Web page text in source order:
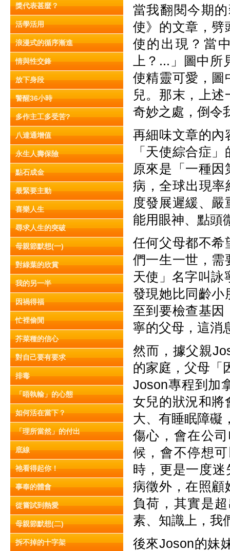
獎代表甚麼？
活學活用
浪漫式的循序漸進
情與性交鋒
放下身段
警醒36小時
多作主工多受苦?
八達通增值
永生人壽保險
點石成金
最緊要主動
喜樂人生
尋求人生的突破
母親節默想(一)
對綠葉的欣賞
我的另一半
因禍得福
忙裡偷閒
芥菜種的信心
對自己要有要求
排毒
「唔執輸」的心態
如何活在當下？
「理所當然」的付出
底線
祂看得起你！
事奉的體會
從嘗試到熱愛
母親節默想(二)
拆不掉的十字架
當我翻閱今期
使》的文章，劈
使的出現？當
上？...」圖中
使精靈可愛，圖
兒。那末，上
奇妙之處，倒令
再細味文章的內
「天使綜合症
原來是「一種
病，全球出現率
度發展遲緩、
能用眼神、點頭
任何父母都不希
們一生一世，需
天使」名字叫詠
發現她比同齡小
至到要檢查基因
寧的父母，這消
然而，據父親
的家庭，父母「
Joson專程到加
女兒的狀況和將
大、有睡眠障礙
傷心，會在公
候，會不停想
時，更是一度
病徵外，在照顧
負荷，其實是
素、知識上，我
後來Joson的妹